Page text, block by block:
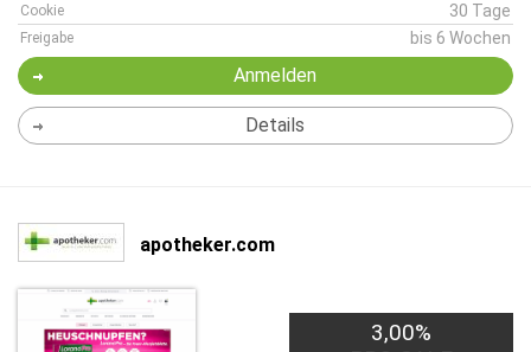
Cookie 30 Tage
Freigabe bis 6 Wochen
Anmelden
Details
apotheker.com
3,00%